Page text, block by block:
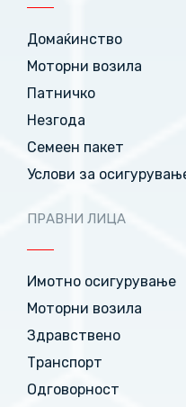
Домаќинство
Моторни возила
Патничко
Незгода
Семеен пакет
Услови за
ПРАВНИ ЛИЦА
Имотно осигурување
Моторни возила
Здравствено
Транспорт
Одговорност